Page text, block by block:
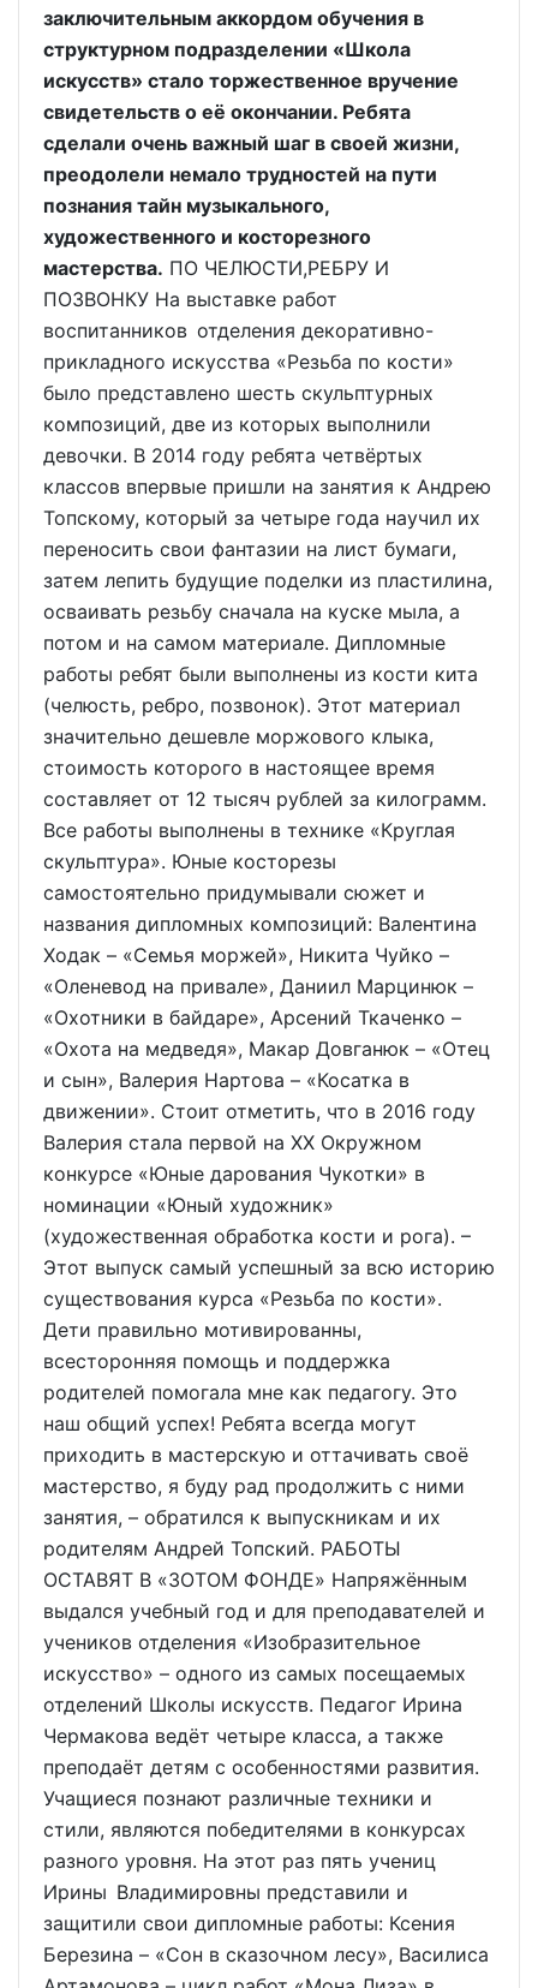
заключительным аккордом обучения в
структурном подразделении «Школа
искусств» стало торжественное вручение
свидетельств о её окончании. Ребята
сделали очень важный шаг в своей жизни,
преодолели немало трудностей на пути
познания тайн музыкального,
художественного и косторезного
мастерства. ПО ЧЕЛЮСТИ,РЕБРУ И
ПОЗВОНКУ На выставке работ
воспитанников отделения декоративно-
прикладного искусства «Резьба по кости»
было представлено шесть скульптурных
композиций, две из которых выполнили
девочки. В 2014 году ребята четвёртых
классов впервые пришли на занятия к Андрею
Топскому, который за четыре года научил их
переносить свои фантазии на лист бумаги,
затем лепить будущие поделки из пластилина,
осваивать резьбу сначала на куске мыла, а
потом и на самом материале. Дипломные
работы ребят были выполнены из кости кита
(челюсть, ребро, позвонок). Этот материал
значительно дешевле моржового клыка,
стоимость которого в настоящее время
составляет от 12 тысяч рублей за килограмм.
Все работы выполнены в технике «Круглая
скульптура». Юные косторезы
самостоятельно придумывали сюжет и
названия дипломных композиций: Валентина
Ходак – «Семья моржей», Никита Чуйко –
«Оленевод на привале», Даниил Марцинюк –
«Охотники в байдаре», Арсений Ткаченко –
«Охота на медведя», Макар Довганюк – «Отец
и сын», Валерия Нартова – «Косатка в
движении». Стоит отметить, что в 2016 году
Валерия стала первой на ХХ Окружном
конкурсе «Юные дарования Чукотки» в
номинации «Юный художник»
(художественная обработка кости и рога). –
Этот выпуск самый успешный за всю историю
существования курса «Резьба по кости».
Дети правильно мотивированны,
всесторонняя помощь и поддержка
родителей помогала мне как педагогу. Это
наш общий успех! Ребята всегда могут
приходить в мастерскую и оттачивать своё
мастерство, я буду рад продолжить с ними
занятия, – обратился к выпускникам и их
родителям Андрей Топский. РАБОТЫ
ОСТАВЯТ В «ЗОТОМ ФОНДЕ» Напряжённым
выдался учебный год и для преподавателей и
учеников отделения «Изобразительное
искусство» – одного из самых посещаемых
отделений Школы искусств. Педагог Ирина
Чермакова ведёт четыре класса, а также
преподаёт детям с особенностями развития.
Учащиеся познают различные техники и
стили, являются победителями в конкурсах
разного уровня. На этот раз пять учениц
Ирины Владимировны представили и
защитили свои дипломные работы: Ксения
Березина – «Сон в сказочном лесу», Василиса